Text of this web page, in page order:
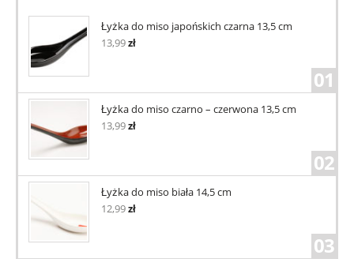
Łyżka do miso japońskich czarna 13,5 cm
13,99zł
01
Łyżka do miso czarno – czerwona 13,5 cm
13,99zł
02
Łyżka do miso biała 14,5 cm
12,99zł
03